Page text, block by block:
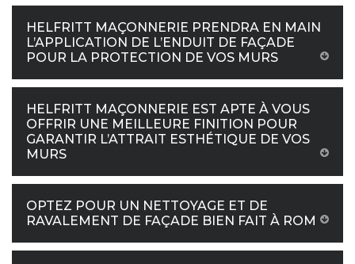
HELFRITT MAÇONNERIE PRENDRA EN MAIN
L’APPLICATION DE L’ENDUIT DE FAÇADE
POUR LA PROTECTION DE VOS MURS
HELFRITT MAÇONNERIE EST APTE À VOUS
OFFRIR UNE MEILLEURE FINITION POUR
GARANTIR L’ATTRAIT ESTHÉTIQUE DE VOS
MURS
OPTEZ POUR UN NETTOYAGE ET DE
RAVALEMENT DE FAÇADE BIEN FAIT À ROM